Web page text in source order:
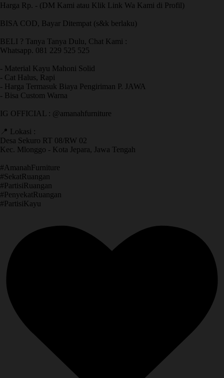
Harga Rp. - (DM Kami atau Klik Link Wa Kami di Profil)
BISA COD, Bayar Ditempat (s&k berlaku)
BELI ? Tanya Tanya Dulu, Chat Kami :
Whatsapp. 081 229 525 525
- Material Kayu Mahoni Solid
- Cat Halus, Rapi
- Harga Termasuk Biaya Pengiriman P. JAWA
- Bisa Custom Warna
IG OFFICIAL : @amanahfurniture
📍 Lokasi :
Desa Sekuro RT 08/RW 02
Kec. Mlonggo - Kota Jepara, Jawa Tengah
​#AmanahFurniture
​#SekatRuangan
​#PartisiRuangan
​#PenyekatRuangan
​#PartisiKayu